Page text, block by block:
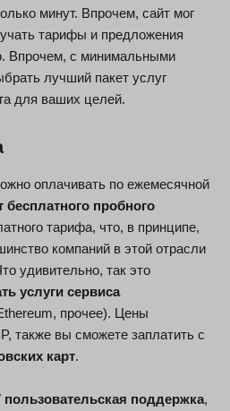
минут. Впрочем, сайт мог
тарифы и предложения
Впрочем, с минимальными
лучший пакет услуг
для ваших целей.
оплачивать по ежемесячной
бесплатного пробного
тарифа, что, в принципе,
компаний в этой отрасли
удивительно, так это
услуги сервиса
прочее). Цены
также вы сможете заплатить с
карт.
пользовательская поддержка,